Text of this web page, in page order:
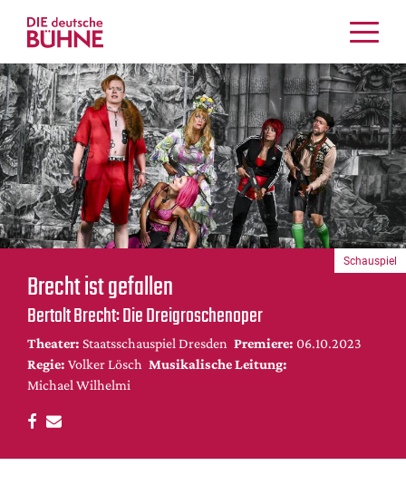
Kritiken
Schauspiel
Musiktheater
Tanz
Crossover
Bühnenwelt
Festivals & Veranstaltungen
Menschen & Theater
Themen
Internationales
Nachrufe
Medientipps
DdB-map
Kalender
Brecht ist gefallen
Bertolt Brecht: Die Dreigroschenoper
Theater: Staatsschauspiel Dresden Premiere: 06.10.2023
Regie: Volker Lösch Musikalische Leitung:
Michael Wilhelmi
Schauspiel